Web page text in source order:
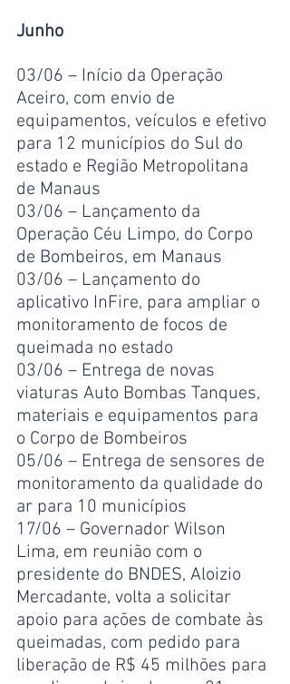
Junho
03/06 – Início da Operação
Aceiro, com envio de
equipamentos, veículos e efetivo
para 12 municípios do Sul do
estado e Região Metropolitana
de Manaus
03/06 – Lançamento da
Operação Céu Limpo, do Corpo
de Bombeiros, em Manaus
03/06 – Lançamento do
aplicativo InFire, para ampliar o
monitoramento de focos de
queimada no estado
03/06 – Entrega de novas
viaturas Auto Bombas Tanques,
materiais e equipamentos para
o Corpo de Bombeiros
05/06 – Entrega de sensores de
monitoramento da qualidade do
ar para 10 municípios
17/06 – Governador Wilson
Lima, em reunião com o
presidente do BNDES, Aloizio
Mercadante, volta a solicitar
apoio para ações de combate às
queimadas, com pedido para
liberação de R$ 45 milhões para